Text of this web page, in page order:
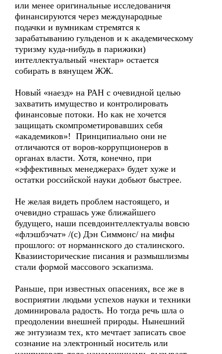
или менее оригинальные исследованичя
финансируются через международные
подачки и вумникам стремятся к
зарабатыванию гульденов и к академическому
туризму куда-нибудь в парижики)
интеллектуальный «нектар» остается
собирать в вянущем ЖЖ.
Новый «наезд» на РАН с очевидной целью
захватить имущество и контролировать
финансовые потоки. Но как не хочется
защищать скомпрометировавших себя
«академиков»! Принципиально они не
отличаются от воров-коррупционеров в
органах власти. Хотя, конечно, при
«эффективных менеджерах» будет хуже и
остатки российской науки добьют быстрее.
Не желая видеть проблем настоящего, и
очевидно страшась уже ближайшего
будущего, наши псевдоинтеллектуалы вовсю
«флэшбэчат» /(с) Дэн Симмонс/ на мифы
прошлого: от норманнского до сталинского.
Квазиисторические писания и размышлизмы
стали формой массового эскапизма.
Раньше, при известных опасениях, все же в
восприятии людьми успехов науки и техники
доминировала радость. Но тогда речь шла о
преодолении внешней природы. Нынешний
же энтузиазм тех, кто мечтает записать свое
сознание на электронный носитель или